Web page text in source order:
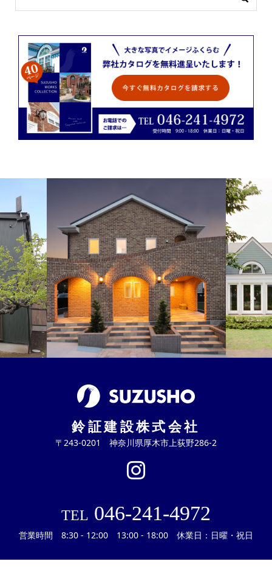
鈴証建設株式会社
〒243-0201 神奈川県厚木市上荻野286-2
TEL 046-241-4972
営業時間 8:30 - 12:00 13:00 - 18:00 休業日：日曜・祝日